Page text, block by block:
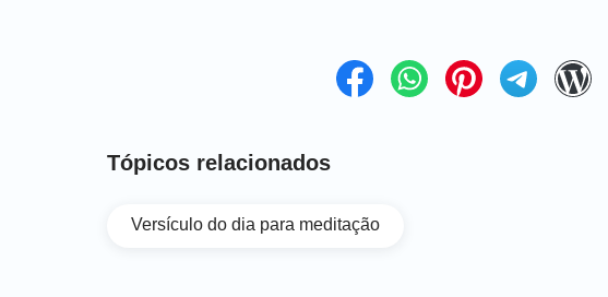
Tópicos relacionados
Versículo do dia para meditação